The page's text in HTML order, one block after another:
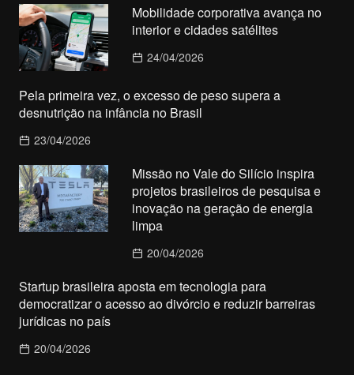
Mobilidade corporativa avança no
interior e cidades satélites
24/04/2026
Pela primeira vez, o excesso de peso supera a
desnutrição na infância no Brasil
23/04/2026
Missão no Vale do Silício inspira
projetos brasileiros de pesquisa e
inovação na geração de energia
limpa
20/04/2026
Startup brasileira aposta em tecnologia para
democratizar o acesso ao divórcio e reduzir barreiras
jurídicas no país
20/04/2026